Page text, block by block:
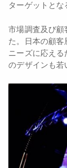
ターゲットとな
市場調査及び顧
た。日本の顧客
ニーズに応え
のデザインも若